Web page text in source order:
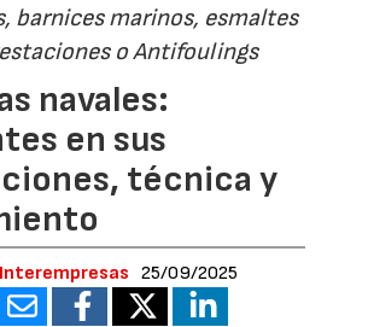
barnices marinos, esmaltes
o Antifoulings
navales:
en sus
técnica y
25/09/2025